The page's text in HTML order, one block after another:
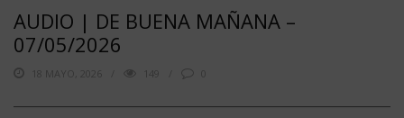
AUDIO | DE BUENA MAÑANA –
07/05/2026
18 MAYO, 2026 149